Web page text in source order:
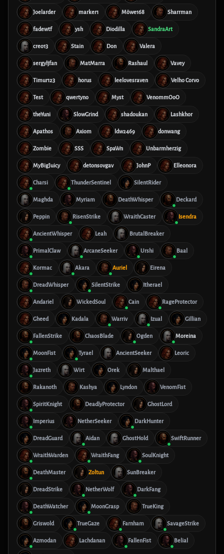
Joelarder marker1 Möwe168 Sharrman
fadewtf ysh Diodilla SandraArt
creo13 Stain Don Valera
sergyljfan MatMarra Rashaul Vavey
Timur123 horus leelovesraven Velho Corvo
Test qwertyno Myst VenommOoO
theYuni SlowGrind shadoukan Lashkhor
Apathos Axiom ldw2469 donwang
Zombie SSS SpaWn Unbarmherzig
MyBigJuicy detonsovgav JohnP Elleonora
Charsi ThunderSentinel SilentRider
Maghda Myriam DeathWhisper Deckard
Peppin RisenStrike WraithCaster Isendra
AncientWhisper Leah BrutalBreaker
PrimalClaw ArcaneSeeker Urshi Baal
Kormac Akara Auriel Eirena
DreadWhisper SilentStrike Itherael
Andariel WickedSoul Cain RageProtector
Gheed Kadala Warriv Izual Gillian
FallenStrike ChaosBlade Ogden Moreina
MoonFist Tyrael AncientSeeker Leoric
Jazreth Wirt Orek Malthael
Rakanoth Kashya Lyndon VenomFist
SpiritKnight DeadlyProtector GhostLord
Imperius NetherSeeker DarkHunter
DreadGuard Aidan GhostHold SwiftRunner
WraithWarden WraithFang SoulKnight
DeathMaster Zoltun SunBreaker
DreadStrike NetherWolf DarkFang
DeathWatcher MoonGrasp TrueKing
Griswold TrueGaze Farnham SavageStrike
Azmodan Lachdanan FallenFist Belial